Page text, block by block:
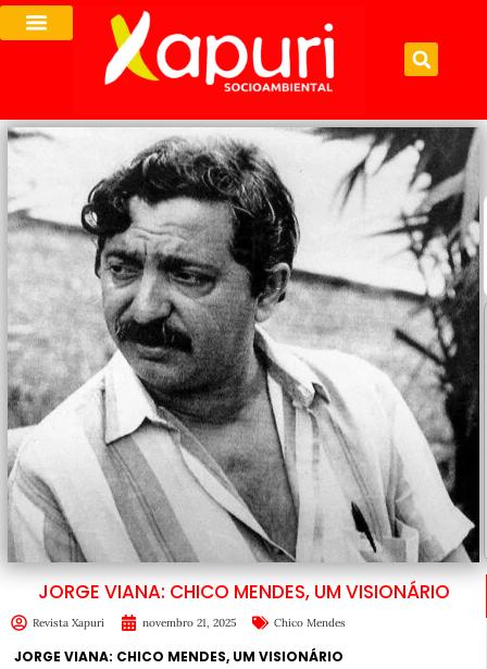
JORGE VIANA: CHICO MENDES, UM VISIONÁRIO
Revista Xapuri novembro 21, 2025 Chico Mendes
JORGE VIANA: CHICO MENDES, UM VISIONÁRIO